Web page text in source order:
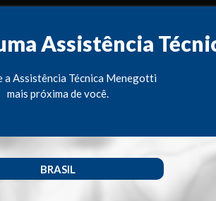
Assistência
a Assistência Técnica Menegotti
mais próxima de você.
BRASIL